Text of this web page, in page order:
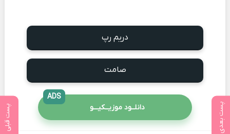
پست بعدی پست قبلی
دریم رپ
صامت
دانلــود موزیــکیـــو
ADS